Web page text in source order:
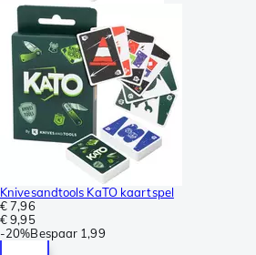
Knivesandtools KaTO kaartspel
€ 7,96
€ 9,95
-20%Bespaar 1,99